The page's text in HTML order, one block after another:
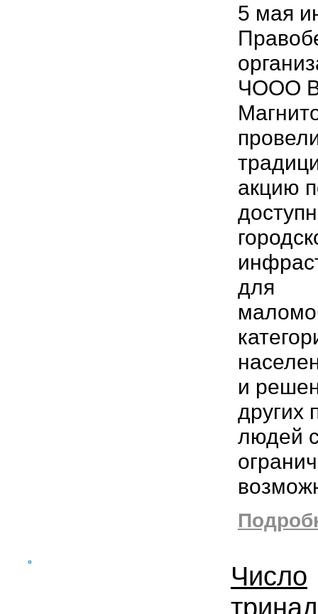
5 мая
ЧООО
акцию
для
и
других
людей
Число